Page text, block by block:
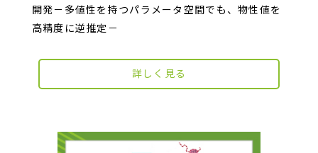
開発－多値性を持つパラメータ空間でも、物性値を
高精度に逆推定－
詳しく見る